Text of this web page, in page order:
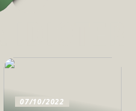
07/10/2022